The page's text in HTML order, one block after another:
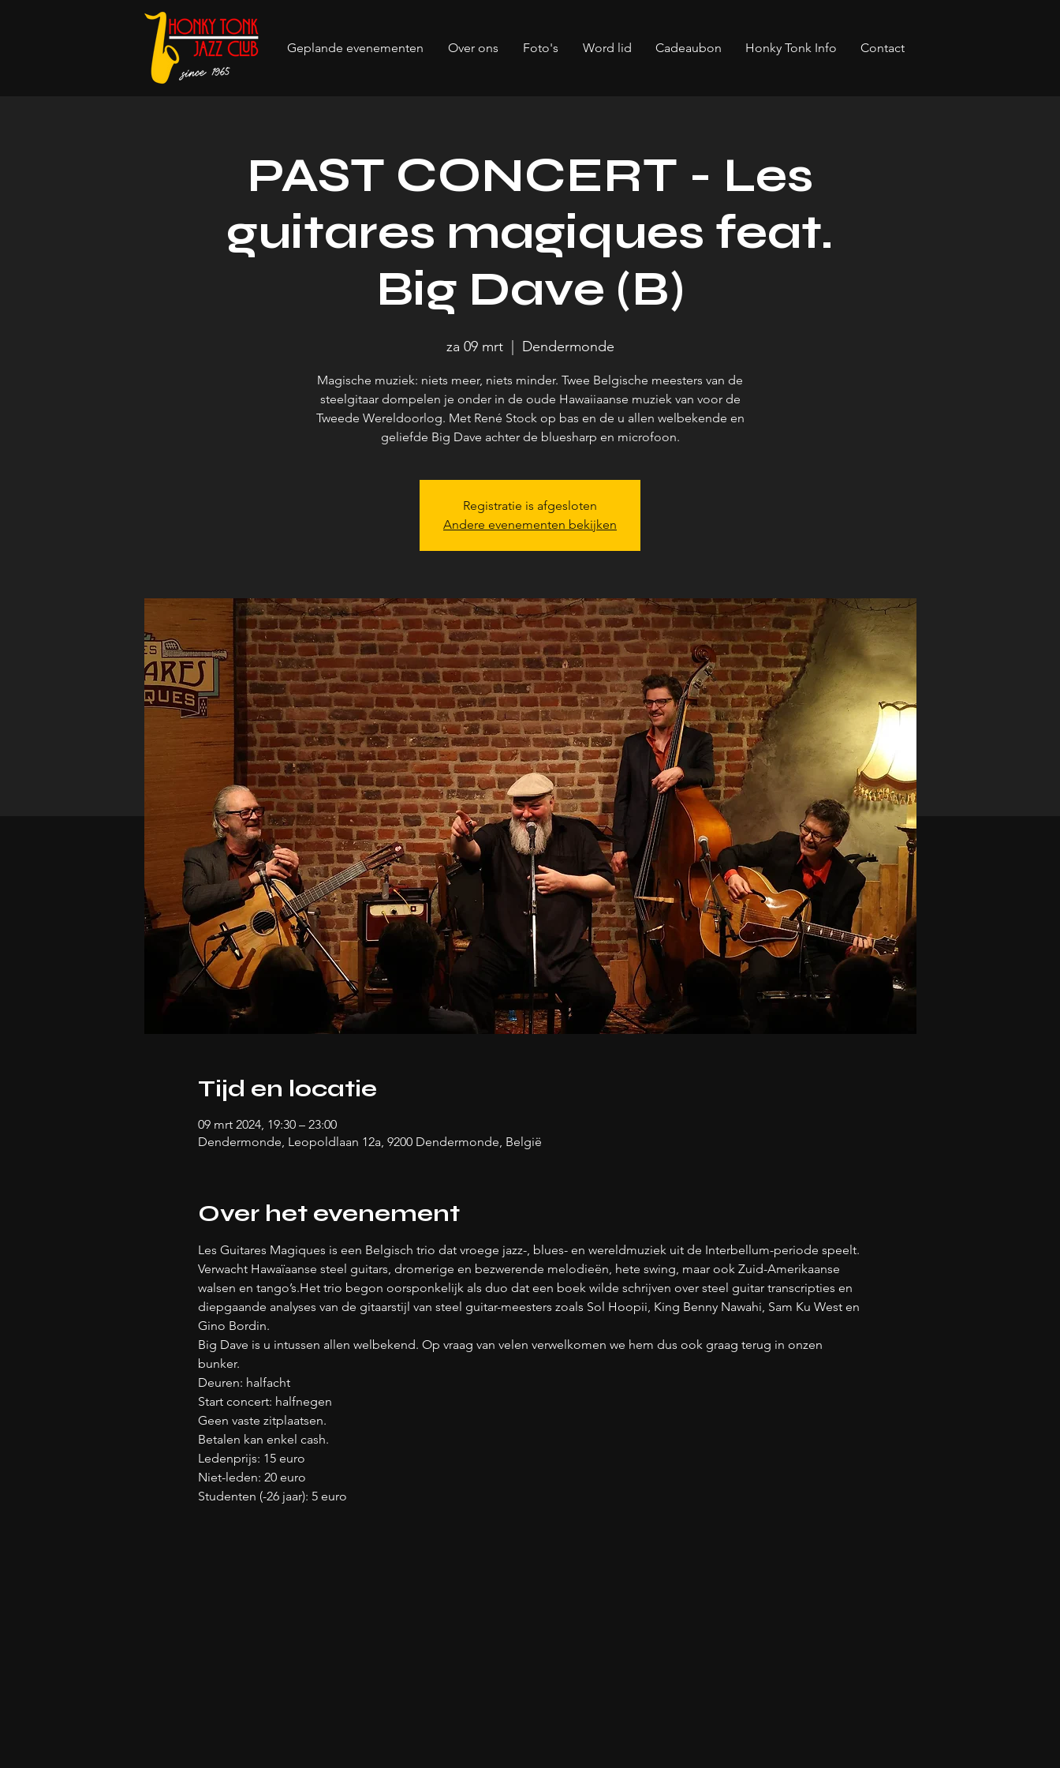
Geplande evenementen Over ons Foto's Word lid Cadeaubon Honky Tonk Info Contact
PAST CONCERT - Les
guitares magiques feat.
Big Dave (B)
za 09 mrt
  |
Dendermonde
Magische muziek: niets meer, niets minder. Twee Belgische meesters van de
steelgitaar dompelen je onder in de oude Hawaiiaanse muziek van voor de
Tweede Wereldoorlog. Met René Stock op bas en de u allen welbekende en
geliefde Big Dave achter de bluesharp en microfoon.
Registratie is afgesloten
Andere evenementen bekijken
Tijd en locatie
09 mrt 2024, 19:30 – 23:00
Dendermonde, Leopoldlaan 12a, 9200 Dendermonde, België
Over het evenement
Les Guitares Magiques is een Belgisch trio dat vroege jazz-, blues- en wereldmuziek uit de Interbellum-periode speelt.
Verwacht Hawaïaanse steel guitars, dromerige en bezwerende melodieën, hete swing, maar ook Zuid-Amerikaanse
walsen en tango’s.Het trio begon oorsponkelijk als duo dat een ​​boek wilde schrijven over steel guitar transcripties en
diepgaande analyses van de gitaarstijl van steel guitar-meesters zoals Sol Hoopii, King Benny Nawahi, Sam Ku West en
Gino Bordin.
Big Dave is u intussen allen welbekend. Op vraag van velen verwelkomen we hem dus ook graag terug in onzen
bunker.
Deuren: halfacht
Start concert: halfnegen
Geen vaste zitplaatsen.
Betalen kan enkel cash.
Ledenprijs: 15 euro
Niet-leden: 20 euro
Studenten (-26 jaar): 5 euro